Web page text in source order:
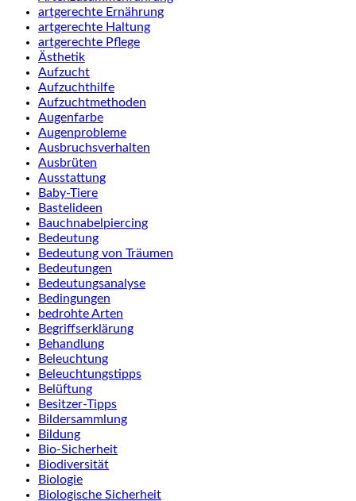
artgerechte Ernährung
artgerechte Haltung
artgerechte Pflege
Ästhetik
Aufzucht
Aufzuchthilfe
Aufzuchtmethoden
Augenfarbe
Augenprobleme
Ausbruchsverhalten
Ausbrüten
Ausstattung
Baby-Tiere
Bastelideen
Bauchnabelpiercing
Bedeutung
Bedeutung von Träumen
Bedeutungen
Bedeutungsanalyse
Bedingungen
bedrohte Arten
Begriffserklärung
Behandlung
Beleuchtung
Beleuchtungstipps
Belüftung
Besitzer-Tipps
Bildersammlung
Bildung
Bio-Sicherheit
Biodiversität
Biologie
Biologische Sicherheit